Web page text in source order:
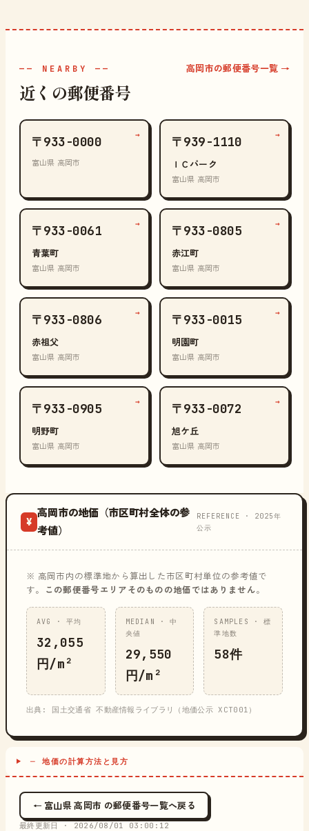
—— NEARBY ——
近くの郵便番号
高岡市の郵便番号一覧 →
〒933-0000
富山県 高岡市
→ 〒939-1110
ＩＣパーク
富山県 高岡市
→
〒933-0061
青葉町
富山県 高岡市
→ 〒933-0805
赤江町
富山県 高岡市
→
〒933-0806
赤祖父
富山県 高岡市
→ 〒933-0015
明園町
富山県 高岡市
→
〒933-0905
明野町
富山県 高岡市
→ 〒933-0072
旭ケ丘
富山県 高岡市
→
¥
高岡市の地価（市区町村全体の参
考値）
REFERENCE · 2025年
公示
※ 高岡市内の標準地から算出した市区町村単位の参考値で
す。
この郵便番号エリアそのものの地価ではありません。
AVG · 平均
32,055
円/m²
MEDIAN · 中
央値
29,550
円/m²
SAMPLES · 標
準地数
58件
出典: 国土交通省 不動産情報ライブラリ（地価公示 XCT001）
─ 地価の計算方法と見方
← 富山県 高岡市 の郵便番号一覧へ戻る
最終更新日 · 2026/08/01 03:00:12